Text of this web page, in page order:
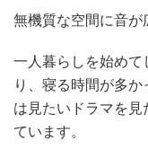
無機質な空間に音が
一人暮らしを始め
り、寝る時間が多
は見たいドラマを
ています。